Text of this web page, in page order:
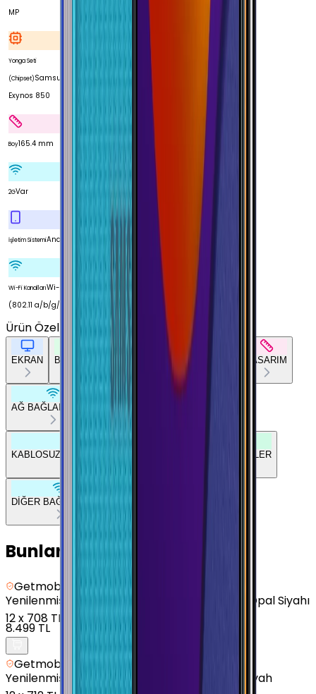
MP
Yonga Seti
(Chipset)Samsung
Exynos 850
Boy165.4 mm
2GVar
İşletim SistemiAndroid
Wi-Fi KanallarıWi-Fi 5
(802.11 a/b/g/n/ac)
Ürün Özellikleri Tümünü Gör
EKRAN BATARYA TEMEL DONANIM TASARIM
AĞ BAĞLANTILARI İŞLETİM SİSTEMİ
KABLOSUZ BAĞLANTILAR ÖZELLİKLER
DİĞER BAĞLANTILAR
Bunları da Beğenebilirsin
Getmobil Güvencesi
Yenilenmiş
Samsung Galaxy M30s - 64 GB - Opal Siyahı
12x 708 TL
8.499 TL
Getmobil Güvencesi
Yenilenmiş
Samsung Galaxy A70 - 128 GB - Siyah